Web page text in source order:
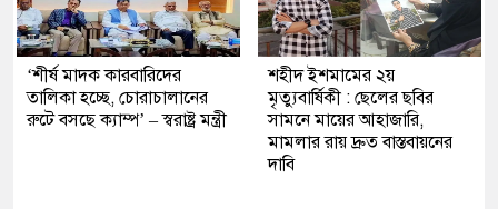
‘শীর্ষ মাদক কারবারিদের
তালিকা হচ্ছে, চোরাচালানের
রুটে বসছে ক্যাম্প’ – স্বরাষ্ট্র মন্ত্রী
শহীদ ইশমামের ২য়
মৃত্যুবার্ষিকী : ছেলের ছবির
সামনে মায়ের আহাজারি,
মামলার রায় দ্রুত বাস্তবায়নের
দাবি